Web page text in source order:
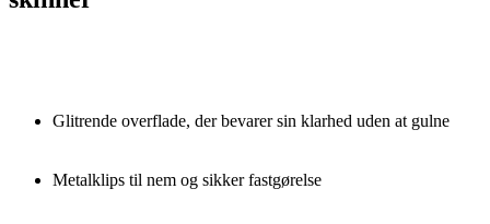
Glitrende overflade, der bevarer sin klarhed uden at gulne
Metalklips til nem og sikker fastgørelse